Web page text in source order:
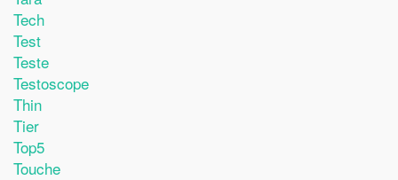
Tech
Test
Teste
Testoscope
Thin
Tier
Top5
Touche